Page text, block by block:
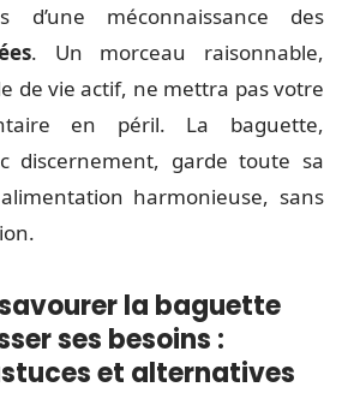
d’une méconnaissance des
. Un morceau raisonnable,
de vie actif, ne mettra pas votre
en péril. La baguette,
discernement, garde toute sa
harmonieuse, sans
la baguette
ses besoins :
et alternatives